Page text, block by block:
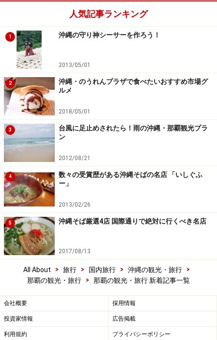
人気記事ランキング
1 沖縄の守り神シーサーを作ろう！
2013/05/01
2
沖縄・のうれんプラザで食べたいおすすめ市場グ
ルメ
2018/05/01
3
台風に足止めされたら！雨の沖縄・那覇観光プラ
ン
2012/08/21
4
数々の受賞歴がある沖縄そばの名店 「いしぐふ
ー」
2013/02/26
5 沖縄そば厳選4店 国際通りで絶対に行くべき名店
2017/08/13
All About > 旅行 > 国内旅行 > 沖縄の観光・旅行
>
那覇の観光・旅行
> 那覇の観光・旅行 新着記事一覧
会社概要 採用情報
投資家情報 広告掲載
利用規約 プライバシーポリシー